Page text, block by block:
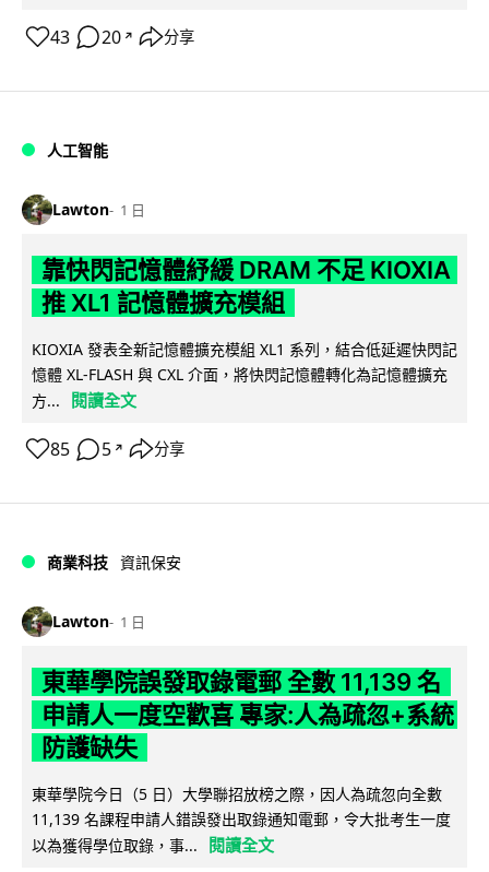
43 20 ↗ 分享
人工智能
Lawton 1 日
靠快閃記憶體紓緩 DRAM 不足 KIOXIA
推 XL1 記憶體擴充模組
KIOXIA 發表全新記憶體擴充模組 XL1 系列，結合低延遲快閃記
憶體 XL-FLASH 與 CXL 介面，將快閃記憶體轉化為記憶體擴充
方...
閱讀全文
85 5 ↗ 分享
商業科技 資訊保安
Lawton 1 日
東華學院誤發取錄電郵 全數 11,139 名
申請人一度空歡喜 專家:人為疏忽+系統
防護缺失
東華學院今日（5 日）大學聯招放榜之際，因人為疏忽向全數
11,139 名課程申請人錯誤發出取錄通知電郵，令大批考生一度
以為獲得學位取錄，事...
閱讀全文